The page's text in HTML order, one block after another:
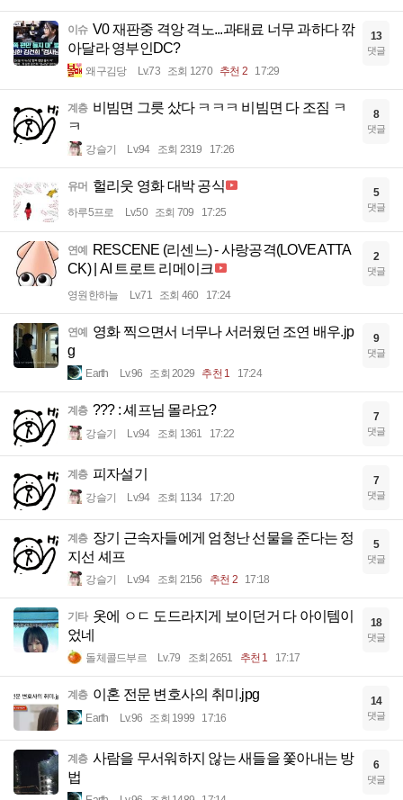
이슈 V0 재판중 격앙 격노...과태료 너무 과하다 깎
아달라 영부인DC?
왜구김당 Lv.73 조회 1270 추천 2 17:29
13
댓글
계층 비빔면 그릇 샀다 ㅋㅋㅋ 비빔면 다 조짐 ㅋ
ㅋ
강슬기 Lv.94 조회 2319 17:26
8
댓글
유머 헐리웃 영화 대박 공식
하루5프로 Lv.50 조회 709 17:25
5
댓글
연예 RESCENE (리센느) - 사랑공격(LOVE ATTA
CK) | AI 트로트 리메이크
영원한하늘 Lv.71 조회 460 17:24
2
댓글
연예 영화 찍으면서 너무나 서러웠던 조연 배우.jp
g
Earth Lv.96 조회 2029 추천 1 17:24
9
댓글
계층 ??? : 셰프님 몰라요?
강슬기 Lv.94 조회 1361 17:22
7
댓글
계층 피자설기
강슬기 Lv.94 조회 1134 17:20
7
댓글
계층 장기 근속자들에게 엄청난 선물을 준다는 정
지선 셰프
강슬기 Lv.94 조회 2156 추천 2 17:18
5
댓글
기타 옷에 ㅇㄷ 도드라지게 보이던거 다 아이템이
었네
돌체콜드부르 Lv.79 조회 2651 추천 1 17:17
18
댓글
계층 이혼 전문 변호사의 취미.jpg
Earth Lv.96 조회 1999 17:16
14
댓글
계층 사람을 무서워하지 않는 새들을 쫓아내는 방
법
6
댓글